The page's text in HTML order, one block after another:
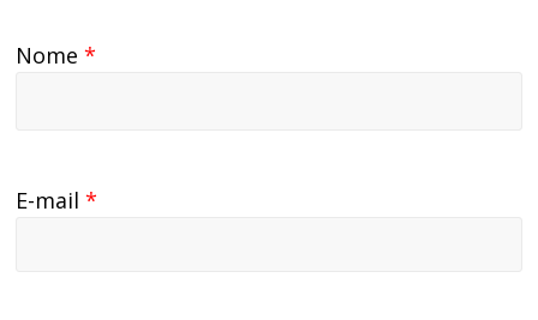
Nome*
E-mail*